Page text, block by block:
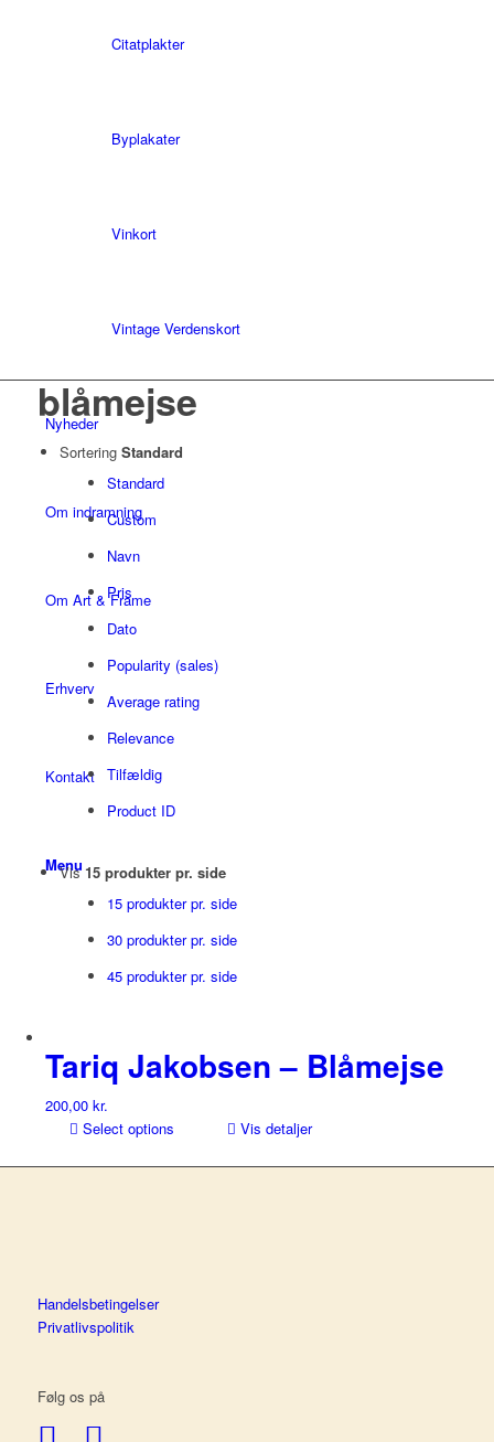
Citatplakter
Byplakater
Vinkort
Vintage Verdenskort
Nyheder
Om indramning
Om Art & Frame
Erhverv
Kontakt
Menu
blåmejse
Sortering Standard
Standard
Custom
Navn
Pris
Dato
Popularity (sales)
Average rating
Relevance
Tilfældig
Product ID
Vis 15 produkter pr. side
15 produkter pr. side
30 produkter pr. side
45 produkter pr. side
Tariq Jakobsen – Blåmejse
200,00 kr.
Select options
Vis detaljer
Handelsbetingelser
Privatlivspolitik
Følg os på